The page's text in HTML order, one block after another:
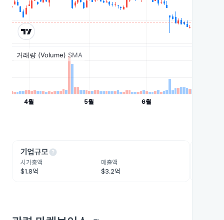
기업규모help
시가총액
$1.8억
매출액
$3.2억